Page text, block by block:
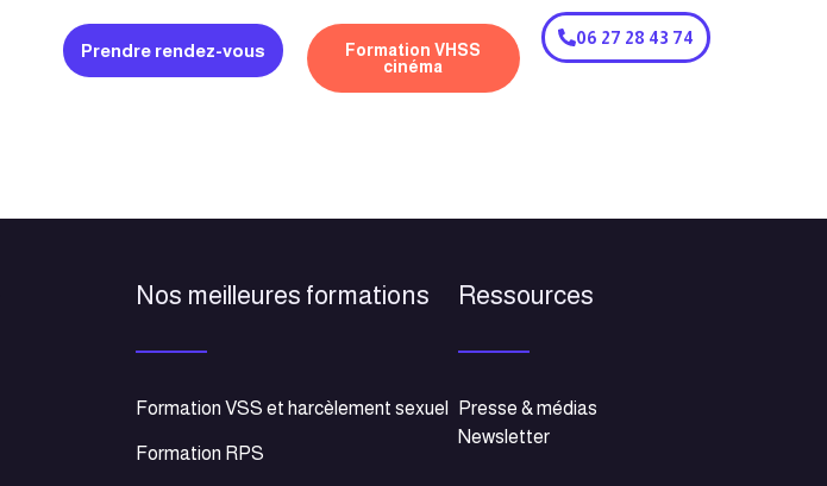
Prendre rendez-vous
Formation VHSS
cinéma
06 27 28 43 74
Nos meilleures formations
Formation VSS et harcèlement sexuel
Formation RPS
Ressources
Presse & médias
Newsletter